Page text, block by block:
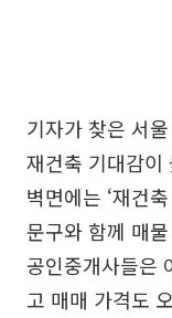
기자가 찾은 서
재건축 기대감이
벽면에는 ‘재건
문구와 함께 매
공인중개사들은
고 매매 가격도